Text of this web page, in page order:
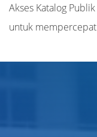
Akses Katalog
untuk